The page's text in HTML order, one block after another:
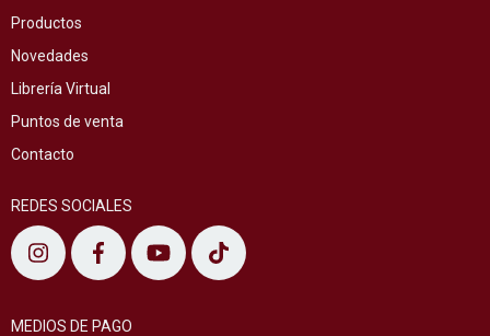
Productos
Novedades
Librería Virtual
Puntos de venta
Contacto
REDES SOCIALES
MEDIOS DE PAGO